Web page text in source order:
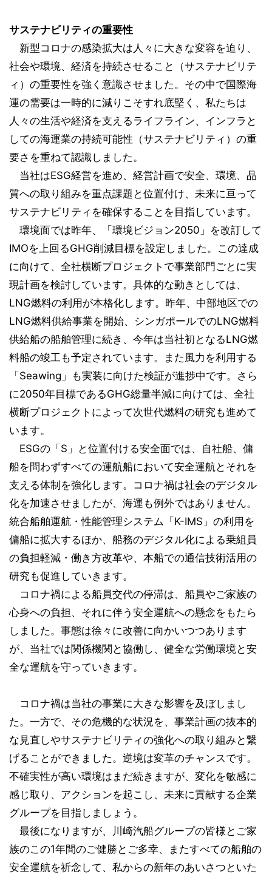
サステナビリティの重要性
新型コロナの感染拡大は人々に大きな変容を迫り、
社会や環境、経済を持続させること（サステナビリテ
ィ）の重要性を強く意識させました。その中で国際海
運の需要は一時的に減りこそすれ底堅く、私たちは
人々の生活や経済を支えるライフライン、インフラと
しての海運業の持続可能性（サステナビリティ）の重
要さを重ねて認識しました。
当社はESG経営を進め、経営計画で安全、環境、品
質への取り組みを重点課題と位置付け、未来に亘って
サステナビリティを確保することを目指しています。
環境面では昨年、「環境ビジョン2050」を改訂して
IMOを上回るGHG削減目標を設定しました。この達成
に向けて、全社横断プロジェクトで事業部門ごとに実
現計画を検討しています。具体的な動きとしては、
LNG燃料の利用が本格化します。昨年、中部地区での
LNG燃料供給事業を開始、シンガポールでのLNG燃料
供給船の船舶管理に続き、今年は当社初となるLNG燃
料船の竣工も予定されています。また風力を利用する
「Seawing」も実装に向けた検証が進捗中です。さら
に2050年目標であるGHG総量半減に向けては、全社
横断プロジェクトによって次世代燃料の研究も進めて
います。
ESGの「S」と位置付ける安全面では、自社船、傭
船を問わずすべての運航船において安全運航とそれを
支える体制を強化します。コロナ禍は社会のデジタル
化を加速させましたが、海運も例外ではありません。
統合船舶運航・性能管理システム「K-IMS」の利用を
傭船に拡大するほか、船務のデジタル化による乗組員
の負担軽減・働き方改革や、本船での通信技術活用の
研究も促進していきます。
コロナ禍による船員交代の停滞は、船員やご家族の
心身への負担、それに伴う安全運航への懸念をもたら
しました。事態は徐々に改善に向かいつつあります
が、当社では関係機関と協働し、健全な労働環境と安
全な運航を守っていきます。
コロナ禍は当社の事業に大きな影響を及ぼしまし
た。一方で、その危機的な状況を、事業計画の抜本的
な見直しやサステナビリティの強化への取り組みと繋
げることができました。逆境は変革のチャンスです。
不確実性が高い環境はまだ続きますが、変化を敏感に
感じ取り、アクションを起こし、未来に貢献する企業
グループを目指しましょう。
最後になりますが、川崎汽船グループの皆様とご家
族のこの1年間のご健勝とご多幸、またすべての船舶の
安全運航を祈念して、私からの新年のあいさつといた